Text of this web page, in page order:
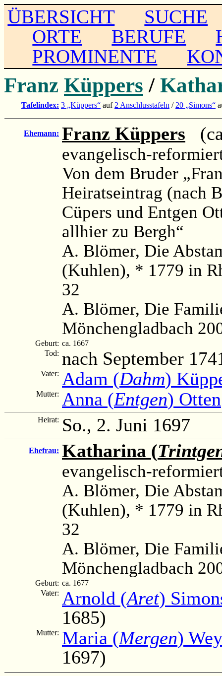
ÜBERSICHT
SUCHE
ORTE
BERUFE
PROMINENTE
Franz Küppers /
Tafelindex: 3 „Küppers“ auf 2 Anschlusstafeln / 20 „Simons“
Ehemann: Franz Küppers
evangelisch-
Von dem Bruder
Heiratseintrag (nach
Cüpers und Entgen
allhier zu Bergh“
A. Blömer, Die
(Kuhlen), * 1779 in
32
A. Blömer, Die
Mönchengladbach
Geburt: ca. 1667
Tod: nach September
Vater: Adam (Dahm)
Mutter: Anna (Entgen) Otten
Heirat: So., 2. Juni 1697
Ehefrau: Katharina (
evangelisch-
A. Blömer, Die
(Kuhlen), * 1779 in
32
A. Blömer, Die
Mönchengladbach
Geburt: ca. 1677
Vater: Arnold (Aret)
1685)
Mutter: Maria (Mergen)
1697)